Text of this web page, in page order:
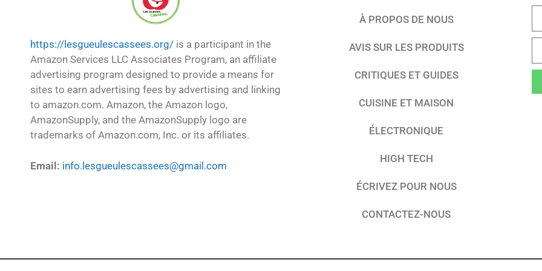
https://lesgueulescassees.org/ is a participant in the
Amazon Services LLC Associates Program, an affiliate
advertising program designed to provide a means for
sites to earn advertising fees by advertising and linking
to amazon.com. Amazon, the Amazon logo,
AmazonSupply, and the AmazonSupply logo are
trademarks of Amazon.com, Inc. or its affiliates.
Email: info.lesgueulescassees@gmail.com
À PROPOS DE NOUS
AVIS SUR LES PRODUITS
CRITIQUES ET GUIDES
CUISINE ET MAISON
ÉLECTRONIQUE
HIGH TECH
ÉCRIVEZ POUR NOUS
CONTACTEZ-NOUS